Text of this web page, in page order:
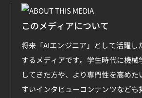
このメディアについて
将来「AIエンジニア」として活躍し
するメディアです。学生時代に機械
してきた方や、より専門性を高めた
すいインタビューコンテンツなども